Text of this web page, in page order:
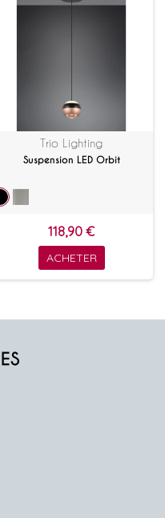
Trio Lighting
Suspension LED Orbit
118,90 €
ACHETER